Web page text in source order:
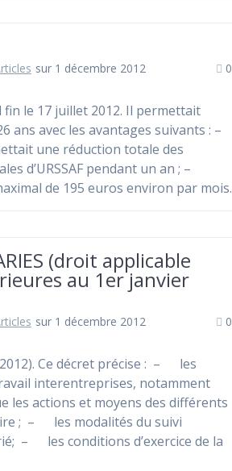
sur 1 décembre 2012 0
le 17 juillet 2012. Il permettait
ans avec les avantages suivants : –
une réduction totale des
d’URSSAF pendant un an ; –
de 195 euros environ par mois.
(droit applicable
au 1er janvier
sur 1 décembre 2012 0
Ce décret précise : – les
interentreprises, notamment
les actions et moyens des différents
; – les modalités du suivi
– les conditions d’exercice de la